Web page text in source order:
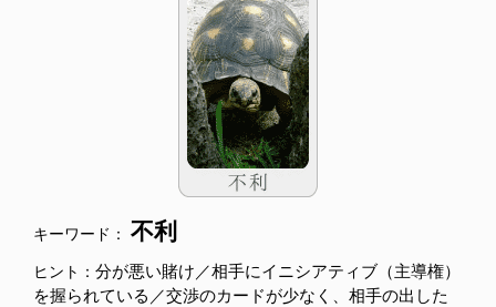
キーワード： 不利
ヒント： 分が悪い賭け／相手にイニシアティブ（主導権）
を握られている／交渉のカードが少なく、相手の出した